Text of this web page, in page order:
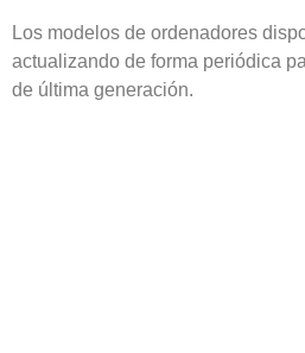
Los modelos de ordenadores
actualizando de forma periódica
de última generación.